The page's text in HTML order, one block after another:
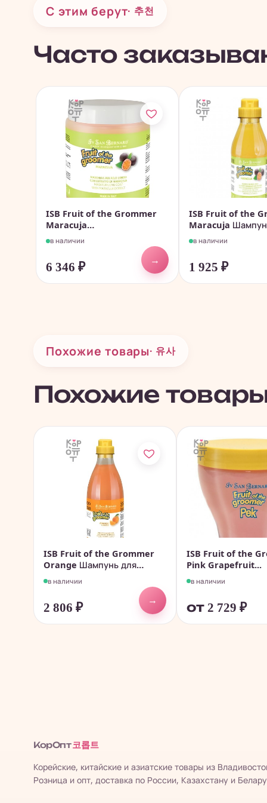
С этим берут· 추천
Часто
ISB Fruit of the Grommer
Maracuja
Восстанавливающая...
в наличии
6 346 ₽
→
ISB Fruit of the
Maracuja
в наличии
1 925 ₽
Похожие товары· 유사
Похожие
ISB Fruit of the Grommer
Orange Шампунь для
слабой...
в наличии
2 806 ₽
→
ISB Fruit of the
Pink Grapefruit...
в наличии
от 2 729 ₽
КорОпт 코롭트
Корейские, китайские и азиатские товары из
Розница и опт, доставка по России, Казахстану и